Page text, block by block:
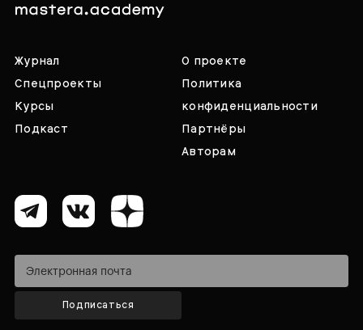
Журнал
Спецпроекты
Курсы
Подкаст
О проекте
Политика
конфиденциальности
Партнёры
Авторам
Подписаться